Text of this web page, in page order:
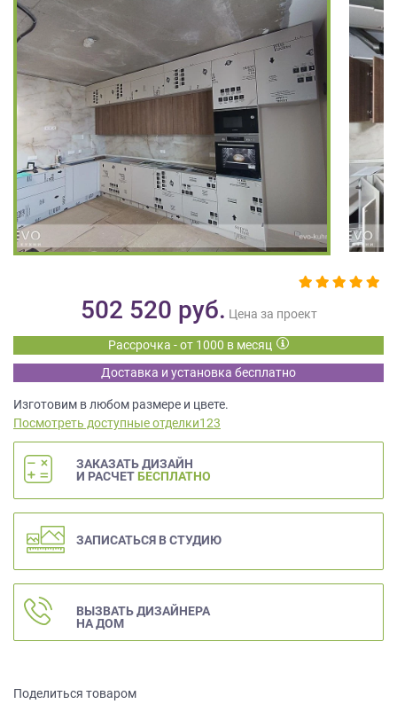
502 520 руб. Цена за проект
Рассрочка - от 1000 в месяц
Доставка и установка бесплатно
Изготовим в любом размере и цвете.
Посмотреть доступные отделки123
ЗАКАЗАТЬ ДИЗАЙН
И РАСЧЕТ БЕСПЛАТНО
ЗАПИСАТЬСЯ В СТУДИЮ
ВЫЗВАТЬ ДИЗАЙНЕРА
НА ДОМ
Поделиться товаром
обработку
персональных
данных
также
Согласие
обработку
персональных
данных
метрическими
программами
обработки
персональных
данных.